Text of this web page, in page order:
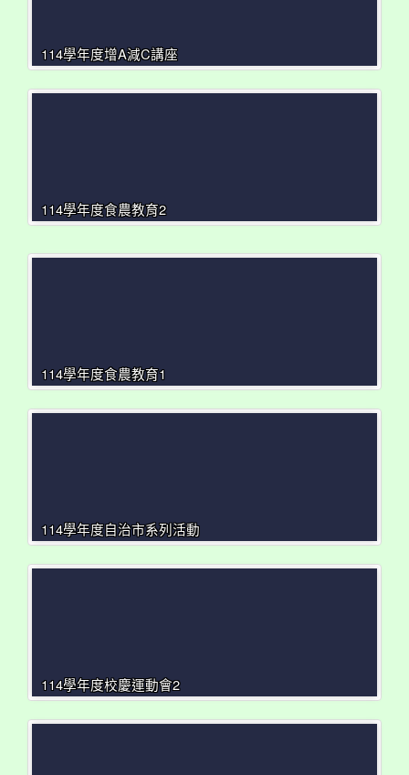
114學年度增A減C講座
114學年度食農教育2
114學年度食農教育1
114學年度自治市系列活動
114學年度校慶運動會2